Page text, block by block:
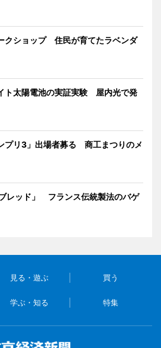
クショップ 住民が育てたラベンダ
ト太陽電池の実証実験 屋内光で発
プリ3」出場者募る 商工まつりのメ
レッド」 フランス伝統製法のバゲ
見る・遊ぶ 買う
学ぶ・知る 特集